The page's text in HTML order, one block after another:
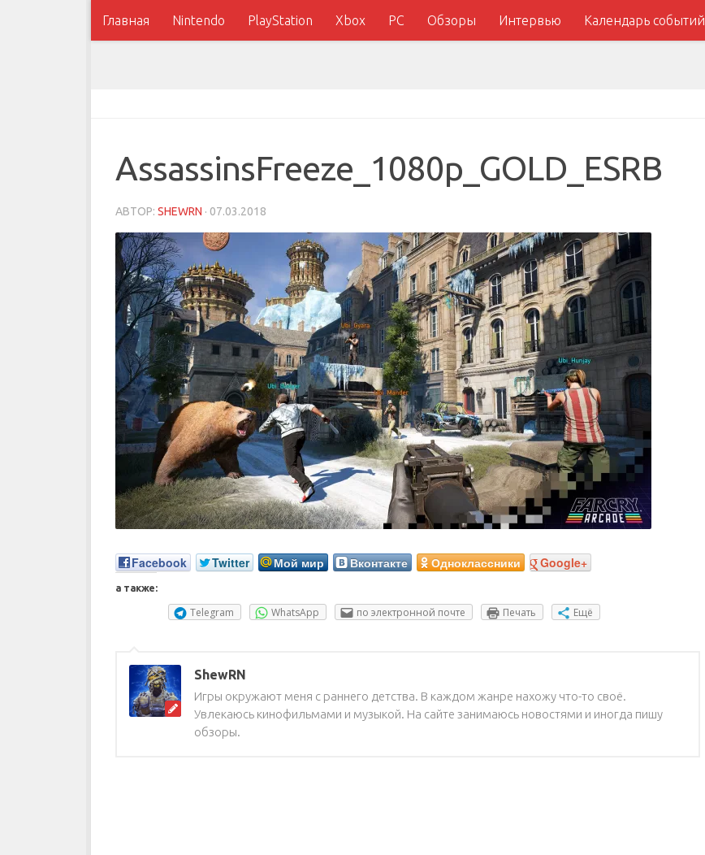
Главная Nintendo PlayStation Xbox PC Обзоры Интервью Календарь событий
AssassinsFreeze_1080p_GOLD_ESRB
АВТОР: SHEWRN · 07.03.2018
Facebook Twitter Мой мир Вконтакте Одноклассники Google+
а также:
Telegram WhatsApp по электронной почте Печать Ещё
ShewRN
Игры окружают меня с раннего детства. В каждом жанре нахожу что-то своё.
Увлекаюсь кинофильмами и музыкой. На сайте занимаюсь новостями и иногда пишу
обзоры.